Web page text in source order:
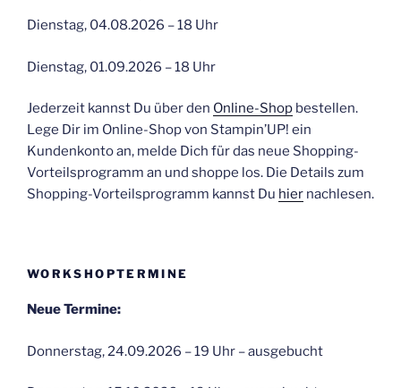
Dienstag, 04.08.2026 – 18 Uhr
Dienstag, 01.09.2026 – 18 Uhr
Jederzeit kannst Du über den Online-Shop bestellen.
Lege Dir im Online-Shop von Stampin’UP! ein
Kundenkonto an, melde Dich für das neue Shopping-
Vorteilsprogramm an und shoppe los. Die Details zum
Shopping-Vorteilsprogramm kannst Du hier nachlesen.
WORKSHOPTERMINE
Neue Termine:
Donnerstag, 24.09.2026 – 19 Uhr – ausgebucht